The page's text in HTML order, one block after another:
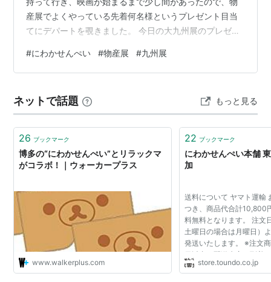
産展でよくやっている先着何名様というプレゼント目当
てにデパートを覗きました。 今日の大九州展のプレゼン
ただきました。こいつぁ、春から…(略)「にわか」は「二
〇加」とも書くから、去年は二十歳の誕生日プレゼント
トから始まった年齢入りプレゼントは、17アイス、春華
堂の十八里、いちじくと苦心しましたがゴールはにわか
と決めていました(笑) もらった方はうれ…
#にわかせんぺい #物産展 #九州展
ネットで話題 もっと見る
26 ブックマーク
博多の“にわかせんぺい”とリラックマ
がコラボ！｜ウォーカープラス
www.walkerplus.com
22 ブックマーク
にわかせんぺい本舗
加
送料について ヤマト運輸
つき、商品代合計10,800
料無料となります。 注文
土曜日の場合は月曜日）
発送いたします。 ※注文
日以内に配送先宅へ到着
リア 都道府県別 送料
store.toundo.co.jp